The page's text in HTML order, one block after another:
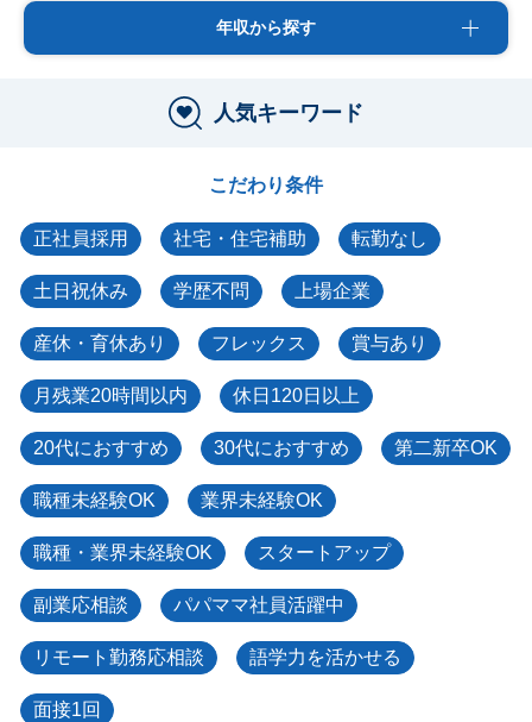
年収から探す
人気キーワード
こだわり条件
正社員採用 社宅・住宅補助 転勤なし
土日祝休み 学歴不問 上場企業
産休・育休あり フレックス 賞与あり
月残業20時間以内 休日120日以上
20代におすすめ 30代におすすめ 第二新卒OK
職種未経験OK 業界未経験OK
職種・業界未経験OK スタートアップ
副業応相談 パパママ社員活躍中
リモート勤務応相談 語学力を活かせる
面接1回